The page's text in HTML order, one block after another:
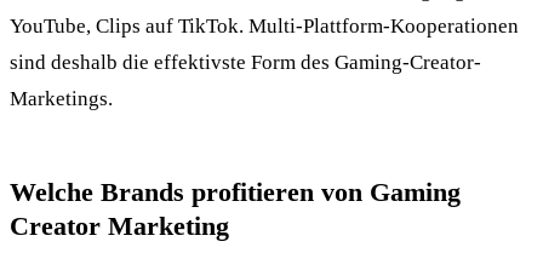
YouTube, Clips auf TikTok. Multi-Plattform-Kooperationen
sind deshalb die effektivste Form des Gaming-Creator-
Marketings.
Welche Brands profitieren von Gaming
Creator Marketing